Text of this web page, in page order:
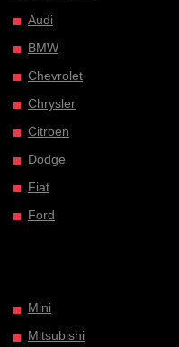
Audi
BMW
Chevrolet
Chrysler
Citroen
Dodge
Fiat
Ford
Mini
Mitsubishi